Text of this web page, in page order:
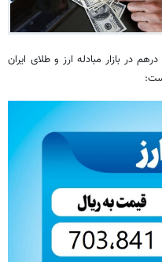
در بازار مبادله ارز و طلای ایران